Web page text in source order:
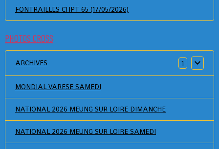
FONTRAILLES CHPT 65 (17/05/2026)
PHOTOS CROSS
ARCHIVES 1
MONDIAL VARESE SAMEDI
NATIONAL 2026 MEUNG SUR LOIRE DIMANCHE
NATIONAL 2026 MEUNG SUR LOIRE SAMEDI